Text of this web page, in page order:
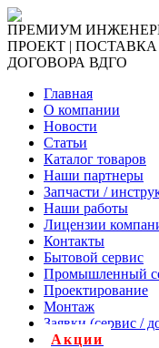
ПРЕМИУМ
ПРОЕКТ |
ДОГОВОРА ВДГО
Главная
О компании
Новости
Статьи
Каталог товаров
Наши партнеры
Запчасти /
Наши работы
Лицензии
Контакты
Бытовой сервис
Промышленный
Проектирование
Монтаж
Заявки (сервис /
Акции